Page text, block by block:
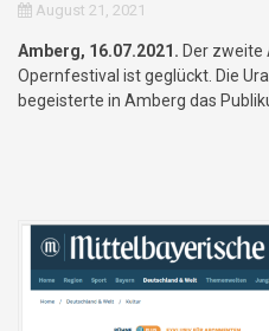
August 21, 2021
Amberg, 16.07.2021. Der
Opernfestival ist geglückt. Die
begeisterte in Amberg das